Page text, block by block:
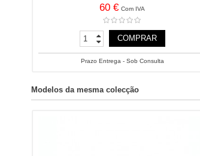
60 € Com IVA
COMPRAR
Prazo Entrega - Sob Consulta
Modelos da mesma colecção